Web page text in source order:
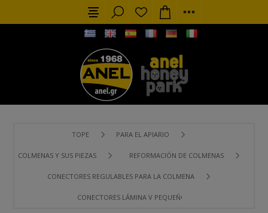
TOPE PARA EL APIARIO
COLMENAS Y SUS PIEZAS REFORMACIÓN DE COLMENAS
CONECTORES REGULABLES PARA LA COLMENA
CONECTORES LÁMINA V PEQUEÑOS